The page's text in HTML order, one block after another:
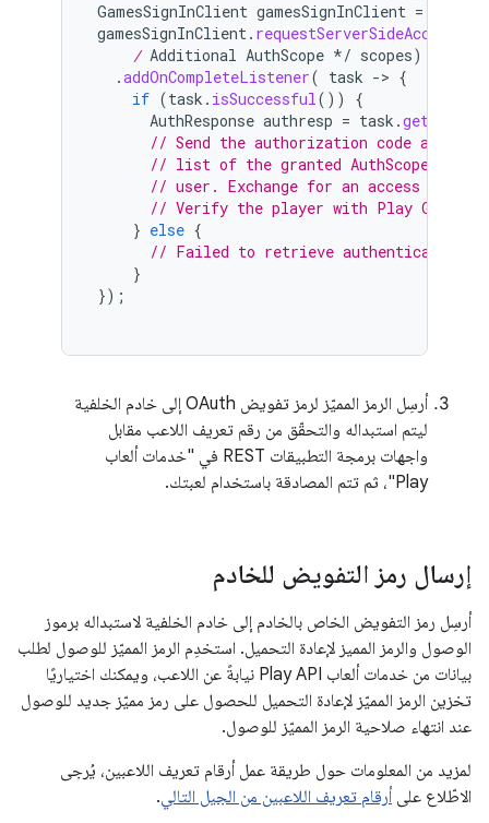
GamesSignInClient gamesSignInClient =
gamesSignInClient. requestServerSideAccess
     /
Additional AuthScope */ scopes)
.addOnCompleteListener( task -> {
if (task . isSuccessful())
{
AuthResponse authresp = task .getResult
// Send the authorization code as a
// list of the granted AuthScopes that
// user. Exchange for an access token.
// Verify the player with Play Games
} else {
// Failed to retrieve authentication
}
});
أرسِل الرمز المميّز لرمز تفويض OAuth إلى خادم الخلفية
ليتم استبداله والتحقّق من رقم تعريف اللاعب مقابل
واجهات برمجة التطبيقات REST في "خدمات ألعاب
Play"، ثم تتم المصادقة باستخدام لعبتك.
إرسال رمز التفويض للخادم
أرسِل رمز التفويض الخاص بالخادم إلى خادم الخلفية لاستبداله برموز
الوصول والرمز المميز لإعادة التحميل. استخدِم الرمز المميّز للوصول لطلب
بيانات من خدمات ألعاب Play API نيابةً عن اللاعب، ويمكنك اختياريًا
تخزين الرمز المميّز لإعادة التحميل للحصول على رمز مميّز جديد للوصول
عند انتهاء صلاحية الرمز المميّز للوصول.
لمزيد من المعلومات حول طريقة عمل أرقام تعريف اللاعبين، يُرجى
الاطّلاع على أرقام تعريف اللاعبين من الجيل التالي.